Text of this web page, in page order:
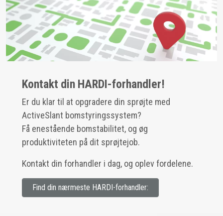
Kontakt din HARDI-forhandler!
Er du klar til at opgradere din sprøjte med
ActiveSlant bomstyringssystem?
Få enestående bomstabilitet, og øg
produktiviteten på dit sprøjtejob.
Kontakt din forhandler i dag, og oplev fordelene.
Find din nærmeste HARDI-forhandler: